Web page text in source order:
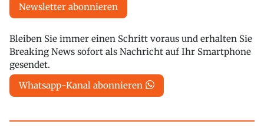
Newsletter abonnieren
Bleiben Sie immer einen Schritt voraus und erhalten Sie
Breaking News sofort als Nachricht auf Ihr Smartphone
gesendet.
Whatsapp-Kanal abonnieren